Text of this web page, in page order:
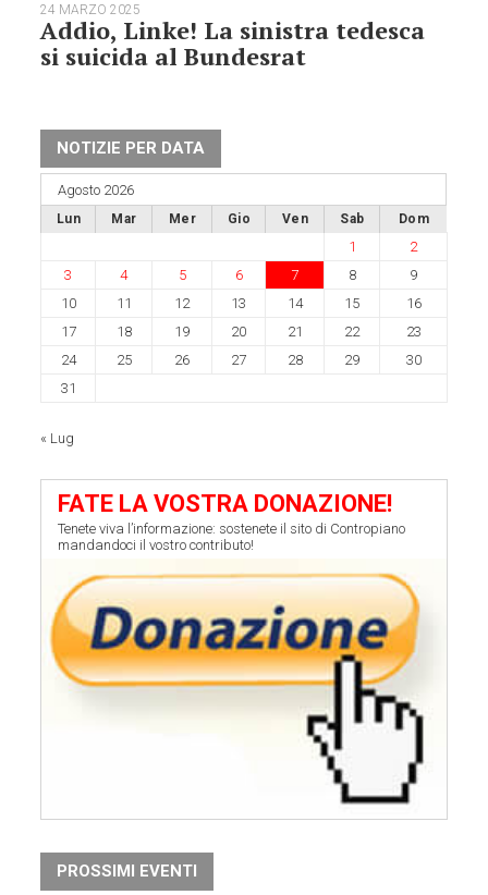
24 MARZO 2025
Addio, Linke! La sinistra tedesca
si suicida al Bundesrat
NOTIZIE PER DATA
Agosto 2026
Lun Mar Mer Gio Ven Sab Dom
1
2
3
4 5 6 7 8
9
10
11 12 13 14 15
16
17
18 19 20 21 22
23
24
25 26 27 28 29
30
31
« Lug
FATE LA VOSTRA DONAZIONE!
Tenete viva l’informazione: sostenete il sito di Contropiano
mandandoci il vostro contributo!
PROSSIMI EVENTI